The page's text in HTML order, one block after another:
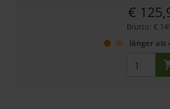
€
Brutto: €
länger als